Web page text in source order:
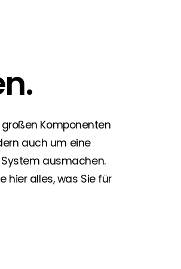
erfahren Sie es zuerst!
bei uns richtig!
von unseren Vorteilen!
Dann sind Sie bei uns genau richtig.
Komponenten
auch um eine
ausmachen.
hier alles, was Sie für